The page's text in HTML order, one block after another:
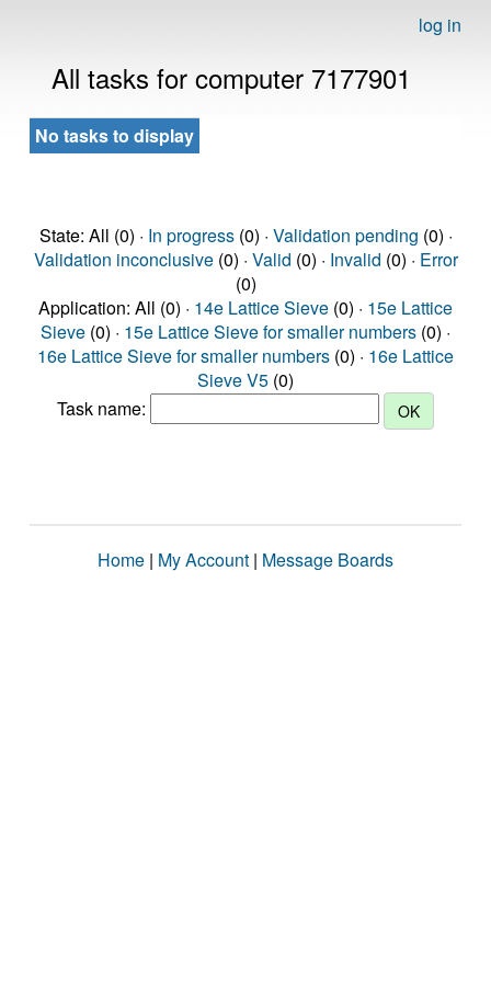
log in
All tasks for computer 7177901
No tasks to display
State: All (0) · In progress(0) · Validation pending (0) ·
Validation inconclusive(0) · Valid (0) · Invalid (0) · Error
(0)
Application: All (0) · 14e Lattice Sieve (0) · 15e Lattice
Sieve (0) · 15e Lattice Sieve for smaller numbers (0) ·
16e Lattice Sieve for smaller numbers (0) · 16e Lattice
Sieve V5 (0)
Task name:
Home | My Account | Message Boards